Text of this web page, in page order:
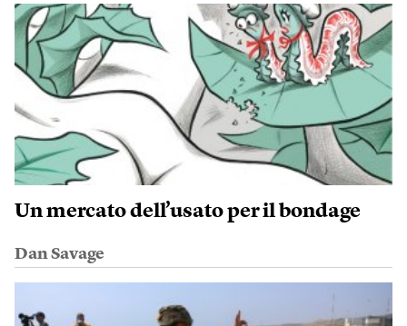
Un mercato dell’usato per il bondage
Dan Savage